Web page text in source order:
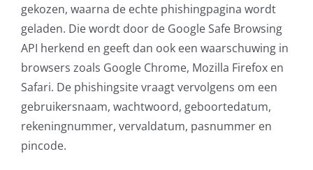
WordPress SLA Contract
Contact
gekozen, waarna de echte phishingpagina wordt
geladen. Die wordt door de Google Safe Browsing
API herkend en geeft dan ook een waarschuwing in
browsers zoals Google Chrome, Mozilla Firefox en
Safari. De phishingsite vraagt vervolgens om een
gebruikersnaam, wachtwoord, geboortedatum,
rekeningnummer, vervaldatum, pasnummer en
pincode.